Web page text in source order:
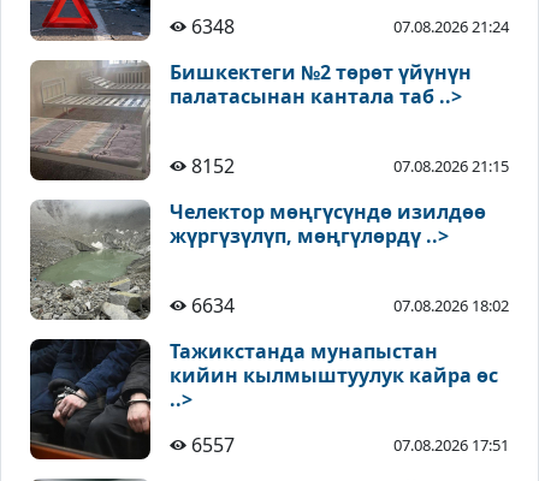
6348 07.08.2026 21:24
Бишкектеги №2 төрөт үйүнүн
палатасынан кантала таб ..>
8152 07.08.2026 21:15
Челектор мөңгүсүндө изилдөө
жүргүзүлүп, мөңгүлөрдү ..>
6634 07.08.2026 18:02
Тажикстанда мунапыстан
кийин кылмыштуулук кайра өс
..>
6557
07.08.2026 17:51